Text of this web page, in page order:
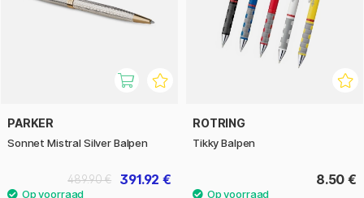
PARKER
Sonnet Mistral Silver Balpen
391.92 €
489.90 €
ROTRING
Tikky Balpen
8.50 €